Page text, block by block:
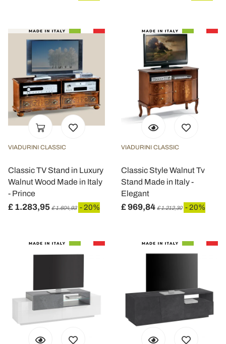
VIADURINI CLASSIC
Classic TV Stand in Luxury
Walnut Wood Made in Italy
- Prince
£ 1.283,95 £ 1.604,93 - 20%
VIADURINI CLASSIC
Classic Style Walnut Tv
Stand Made in Italy -
Elegant
£ 969,84 £ 1.212,30 - 20%